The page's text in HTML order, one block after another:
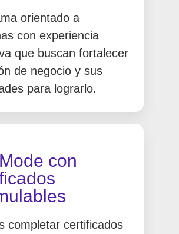
orientado a
con experiencia
que buscan fortalecer
de negocio y sus
para lograrlo.
con
completar certificados